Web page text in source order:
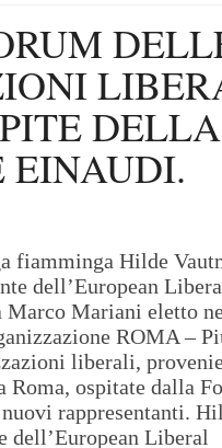
DELLA
EINAUDI.
fiamminga Hilde
dell’European
Marco Mariani eletto
ROMA –
liberali,
Roma, ospitate dalla
rappresentanti.
dell’European Liberal